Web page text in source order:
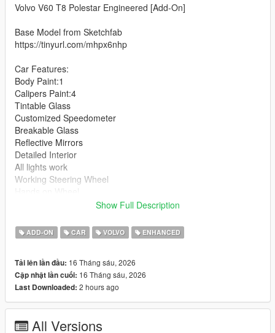
Volvo V60 T8 Polestar Engineered [Add-On]
Base Model from Sketchfab
https://tinyurl.com/mhpx6nhp
Car Features:
Body Paint:1
Calipers Paint:4
Tintable Glass
Customized Speedometer
Breakable Glass
Reflective Mirrors
Detailed Interior
All lights work
Working Steering Wheel
polet8 folder goes to:
dlclist.xml found at:
mods/update/update.rpf/common/data
Show Full Description
ADD-ON CAR VOLVO ENHANCED
Tải lên lần đầu: 16 Tháng sáu, 2026
Cập nhật lần cuối: 16 Tháng sáu, 2026
Last Downloaded: 2 hours ago
All Versions